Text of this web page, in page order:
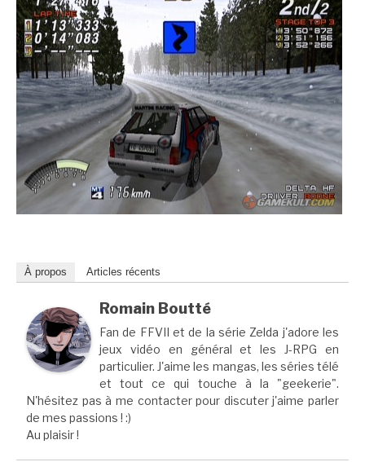
À propos Articles récents
Romain Boutté
Fan de FFVII et de la série Zelda j'adore les
jeux vidéo en général et les J-RPG en
particulier. J'aime les mangas, les séries télé
et tout ce qui touche à la "geekerie".
N'hésitez pas à me contacter pour discuter j'aime parler
de mes passions ! :)
Au plaisir !